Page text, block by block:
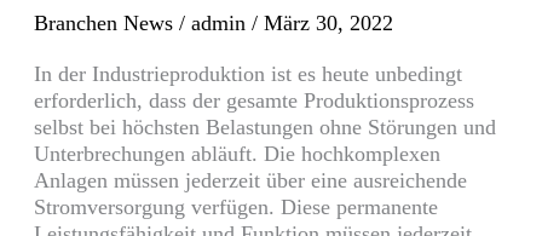
Branchen News /admin/März 30, 2022
In der Industrieproduktion ist es heute unbedingt
erforderlich, dass der gesamte Produktionsprozess
selbst bei höchsten Belastungen ohne Störungen und
Unterbrechungen abläuft. Die hochkomplexen
Anlagen müssen jederzeit über eine ausreichende
Stromversorgung verfügen. Diese permanente